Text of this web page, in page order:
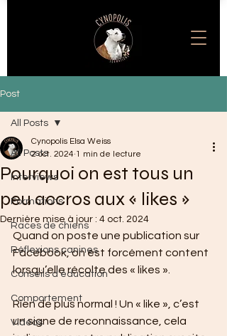
Post
All Posts
Interviews
Formations
Races de chiens
Réflexions canines
Conseils d'éducation
Comportement
Vidéos
All Posts
Pourquoi on est tous un
peu accros aux « likes »
Cynopolis Elsa Weiss
2 oct. 2024 1 min de lecture
Dernière mise à jour : 4 oct. 2024
Quand on poste une publication sur
Facebook, on est forcément content
lorsqu’elle récolte des « likes ».
Rien de plus normal ! Un « like », c’est
un signe de reconnaissance, cela